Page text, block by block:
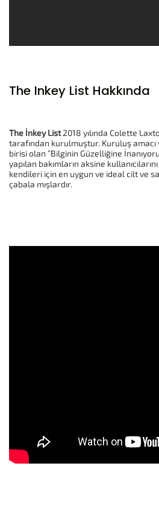
The Inkey List Hakkında
The İnkey List2018 yılında Colette
tarafından kurulmuştur. Kuruluş
birisi olan “Bilginin Güzelliğine
yapılan bakımların aksine
kendileri için en uygun ve ideal cilt ve
çabala mışlardır.